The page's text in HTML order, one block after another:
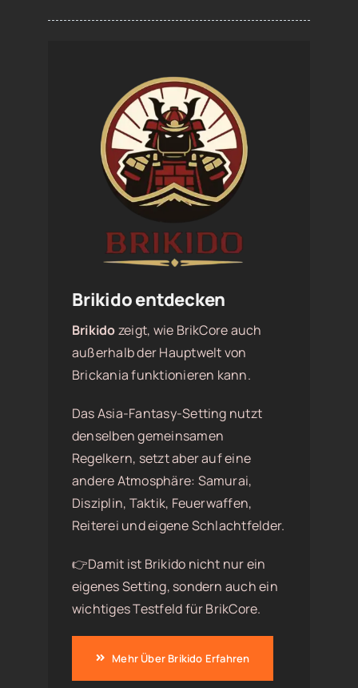
Brikido entdecken
Brikidozeigt, wie BrikCore auch
außerhalb der Hauptwelt von
Brickania funktionieren kann.
Das Asia-Fantasy-Setting nutzt
denselben gemeinsamen
Regelkern, setzt aber auf eine
andere Atmosphäre: Samurai,
Disziplin, Taktik, Feuerwaffen,
Reiterei und eigene Schlachtfelder.
👉Damit ist Brikido nicht nur ein
eigenes Setting, sondern auch ein
wichtiges Testfeld für BrikCore.
Mehr Über Brikido Erfahren